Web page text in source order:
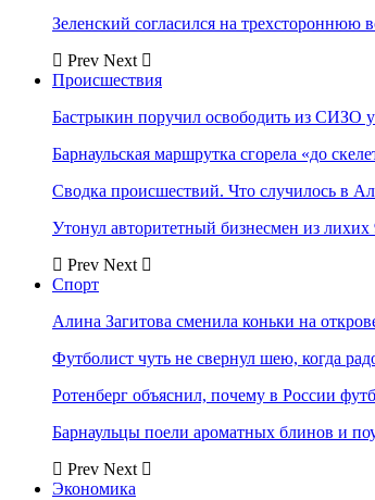
Зеленский согласился на
Prev Next
Происшествия
Бастрыкин поручил освободить из СИЗО
Барнаульская маршрутка сгорела «до
Сводка происшествий. Что случилось в
Утонул авторитетный бизнесмен из
Prev Next
Спорт
Алина Загитова сменила коньки на
Футболист чуть не свернул шею, когда
Ротенберг объяснил, почему в России
Барнаульцы поели ароматных блинов и
Prev Next
Экономика